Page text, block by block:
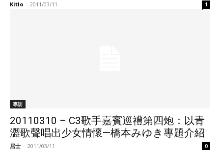
Kitlo - 2011/03/11 1
專訪
20110310 – C3歌手嘉賓巡禮第四炮：以青
澀歌聲唱出少女情懷—橋本みゆき專題介紹
居士 - 2011/03/11 0